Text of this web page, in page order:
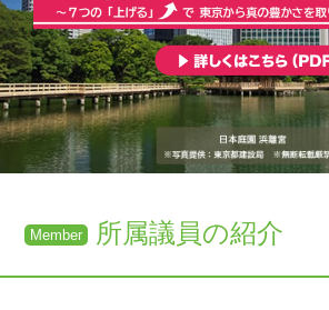
Member 所属議員の紹介